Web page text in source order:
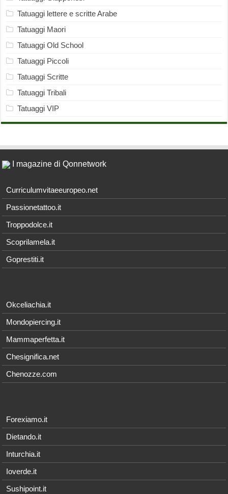
Tatuaggi lettere e scritte Arabe
Tatuaggi Maori
Tatuaggi Old School
Tatuaggi Piccoli
Tatuaggi Scritte
Tatuaggi Tribali
Tatuaggi VIP
I magazine di Qonnetwork
Curriculumvitaeeuropeo.net
Passionetattoo.it
Troppodolce.it
Scoprilamela.it
Goprestiti.it
Okceliachia.it
Mondopiercing.it
Mammaperfetta.it
Chesignifica.net
Chenozze.com
Forexiamo.it
Dietando.it
Inturchia.it
Ioverde.it
Sushipoint.it